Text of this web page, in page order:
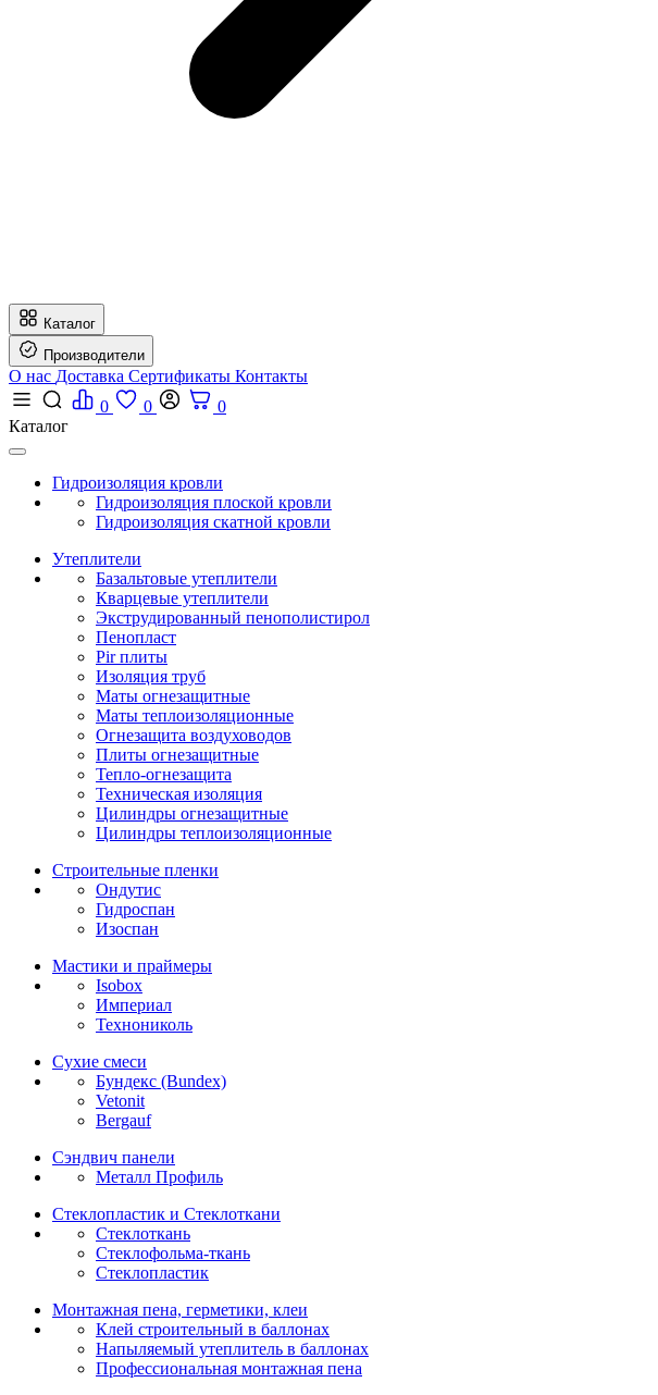
Каталог
Производители
О нас Доставка Сертификаты Контакты
0
0
0
Каталог
Гидроизоляция кровли
Гидроизоляция плоской кровли
Гидроизоляция скатной кровли
Утеплители
Базальтовые утеплители
Кварцевые утеплители
Экструдированный пенополистирол
Пенопласт
Pir плиты
Изоляция труб
Маты огнезащитные
Маты теплоизоляционные
Огнезащита воздуховодов
Плиты огнезащитные
Тепло-огнезащита
Техническая изоляция
Цилиндры огнезащитные
Цилиндры теплоизоляционные
Строительные пленки
Ондутис
Гидроспан
Изоспан
Мастики и праймеры
Isobox
Империал
Технониколь
Сухие смеси
Бундекс (Bundex)
Vetonit
Bergauf
Сэндвич панели
Металл Профиль
Стеклопластик и Стеклоткани
Стеклоткань
Стеклофольма-ткань
Стеклопластик
Монтажная пена, герметики, клеи
Клей строительный в баллонах
Напыляемый утеплитель в баллонах
Профессиональная монтажная пена